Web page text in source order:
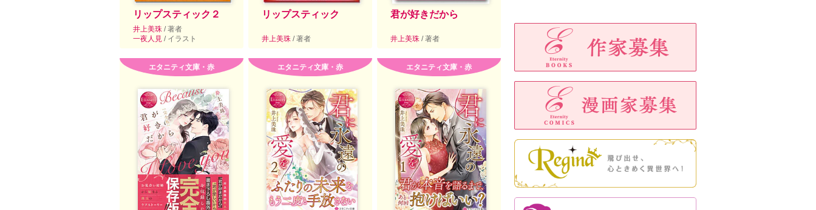
リップスティック２
井上美珠 / 著者
一夜人見 / イラスト
リップスティック
井上美珠 / 著者
君が好きだから
井上美珠 / 著者
エタニティ文庫・赤 エタニティ文庫・赤 エタニティ文庫・赤